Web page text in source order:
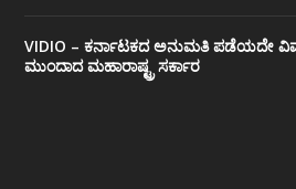
VIDIO – ಕರ್ನಾಟಕದ ಅನುಮತಿ ಪಡೆಯದೇ
ಮುಂದಾದ ಮಹಾರಾಷ್ಟ್ರ ಸರ್ಕಾರ